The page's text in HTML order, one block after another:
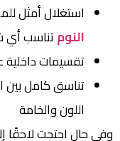
استغلال أمثل
النومتناسب أي
تقسيمات داخلية
تناسق كامل بين
اللون والخامة
وفي حال احتجت لاحقًا